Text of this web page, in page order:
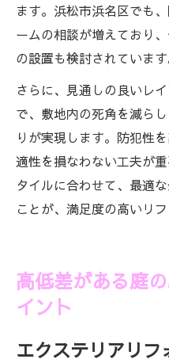
ます。浜松市浜名区でも
ームの相談が増えており
の設置も検討されています
さらに、見通しの良いレ
で、敷地内の死角を減ら
りが実現します。防犯性
適性を損なわない工夫が
タイルに合わせて、最適
ことが、満足度の高いリ
高低差がある庭
イント
エクステリアリ